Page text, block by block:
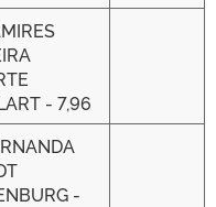
- 7,96
-